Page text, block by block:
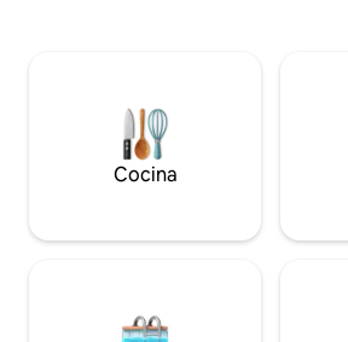
amanecer desde una ubicación elevada
⚡ Wifi rápido, aire acondicionado, TV
inteligente y estacionamiento cerrado
Cocina